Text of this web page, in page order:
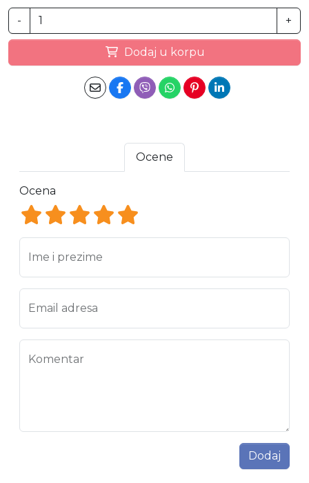
- +
Dodaj u korpu
Ocene
Ocena
Ocena 5
Ocena 4
Ocena 3
Ocena 2
Ocena 1
Ime i prezime
Email adresa
Komentar
Dodaj